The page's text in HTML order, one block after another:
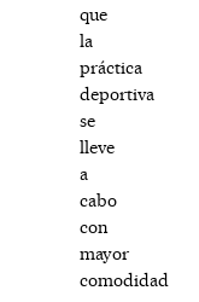
que
la
práctica
deportiva
se
lleve
a
cabo
con
mayor
comodidad